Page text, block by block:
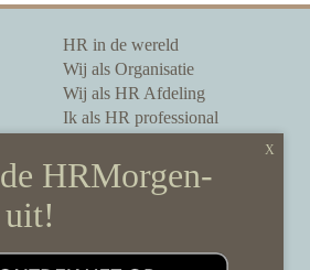
HR in de wereld
Wij als Organisatie
Wij als HR Afdeling
Ik als HR professional
Onze partners
Sponsoring
Disclaimer & gedragscode